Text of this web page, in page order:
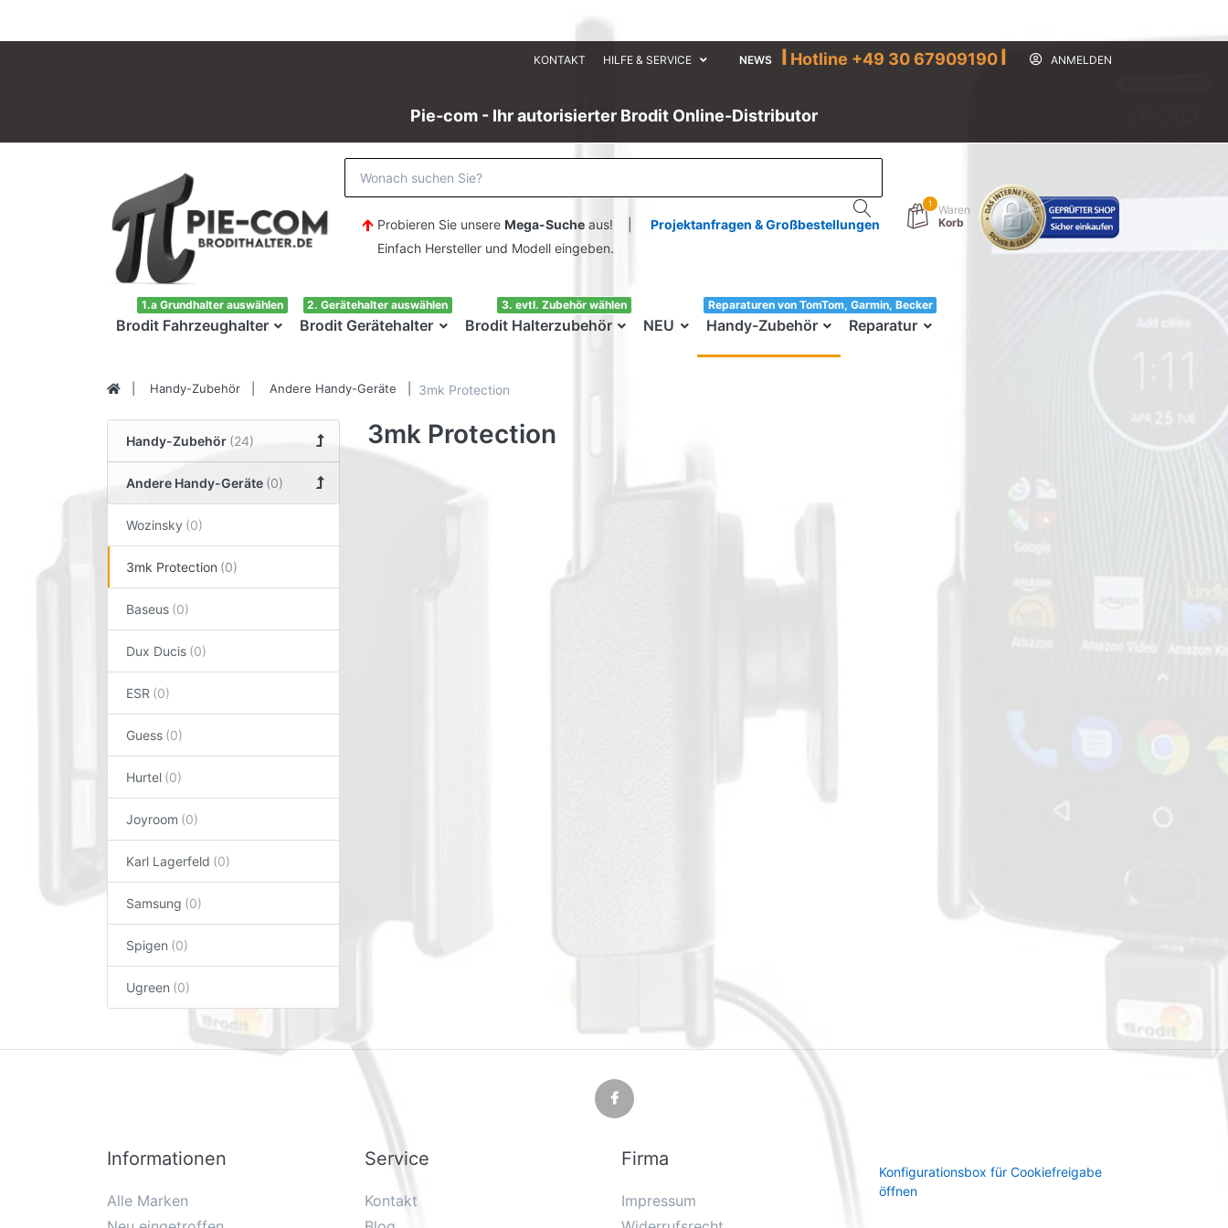
KONTAKT HILFE & SERVICE NEWS I Hotline +49 30 67909190I ANMELDEN
Pie-com - Ihr autorisierter Brodit Online-Distributor
Probieren Sie unsere Mega-Sucheaus! | Projektanfragen & Großbestellungen
Einfach Hersteller und Modell eingeben.
1
Waren
Korb
Brodit Fahrzeughalter
1.a Grundhalter auswählen
Brodit Gerätehalter
2. Gerätehalter auswählen
Brodit Halterzubehör
3. evtl. Zubehör wählen
NEU Handy-Zubehör
33!
Reparatur
Reparaturen von TomTom, Garmin, Becker
Handy-Zubehör Andere Handy-Geräte 3mk Protection
Handy-Zubehör
Andere Handy-Geräte
Wozinsky
3mk Protection
Baseus
Dux Ducis
ESR
Guess
Hurtel
Joyroom
Karl Lagerfeld
Samsung
Spigen
Ugreen
3mk Protection
Informationen
Alle Marken
Service
Kontakt
Firma
Impressum
Konfigurationsbox für Cookiefreigabe
öffnen